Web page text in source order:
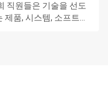
직원들은 기술을 선도
제품, 시스템, 소프트웨